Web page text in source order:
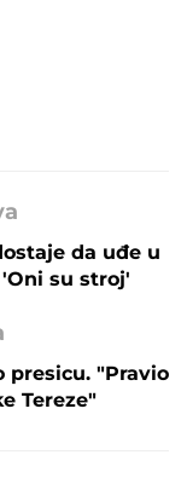
da uđe u
su stroj'
presicu. "Pravio
Tereze"